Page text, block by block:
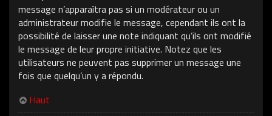
message n’apparaîtra pas si un modérateur ou un
administrateur modifie le message, cependant ils ont la
possibilité de laisser une note indiquant qu’ils ont modifié
le message de leur propre initiative. Notez que les
utilisateurs ne peuvent pas supprimer un message une
fois que quelqu’un y a répondu.
Haut